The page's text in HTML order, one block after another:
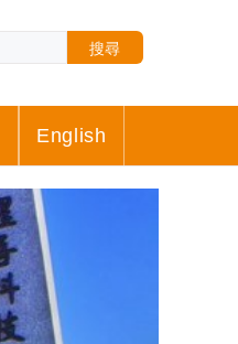
搜尋
English